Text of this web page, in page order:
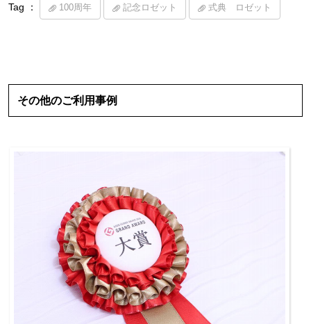
Tag ： 100周年 記念ロゼット 式典 ロゼット
その他のご利用事例